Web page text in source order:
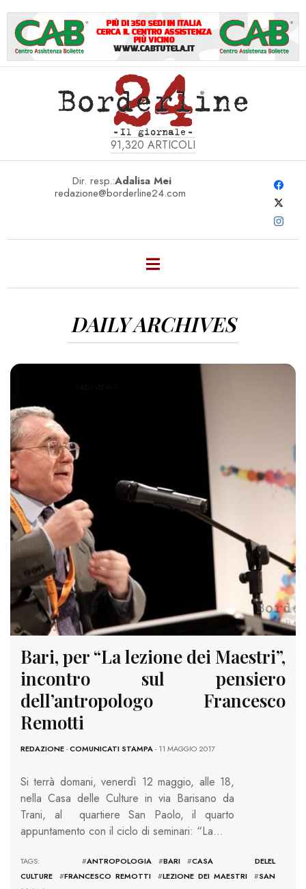
91,320 ARTICOLI
Dir. resp.:Adalisa Mei
redazione@borderline24.com
DAILY ARCHIVES
Bari, per “La lezione dei Maestri”,
incontro sul pensiero
dell’antropologo Francesco
Remotti
REDAZIONE-COMUNICATI STAMPA- 11 MAGGIO 2017
Si terrà domani, venerdì 12 maggio, alle 18,
nella Casa delle Culture in via Barisano da
Trani, al quartiere San Paolo, il quarto
appuntamento con il ciclo di seminari: “La…
TAGS: #ANTROPOLOGIA #BARI #CASA DELEL
CULTURE
#FRANCESCO REMOTTI #LEZIONE DEI MAESTRI #SAN